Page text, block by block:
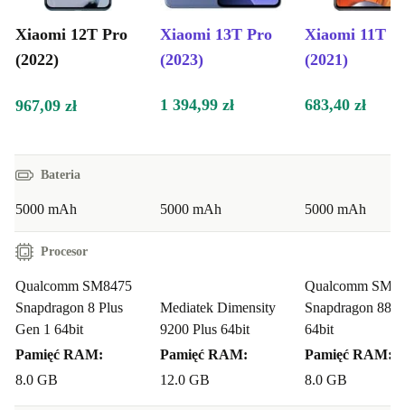
Xiaomi 12T Pro
(2022)
Xiaomi 13T Pro
(2023)
Xiaomi 11T
(2021)
967,09 zł 1 394,99 zł 683,40 zł
Bateria
5000 mAh 5000 mAh 5000 mAh
Procesor
Qualcomm SM8475
Snapdragon 8 Plus
Gen 1 64bit
Pamięć RAM:
8.0 GB
Mediatek Dimensity
9200 Plus 64bit
Pamięć RAM:
12.0 GB
Qualcomm
Snapdragon 888
64bit
Pamięć RAM:
8.0 GB